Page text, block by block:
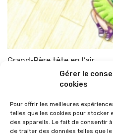
Gérer le
cookies
Pour offrir les meilleures
telles que les cookies pour stocker
des appareils. Le fait de consentir
de traiter des données telles que
Grand-Père tête en l’air
TOP-PARENTS 1 mai 2010